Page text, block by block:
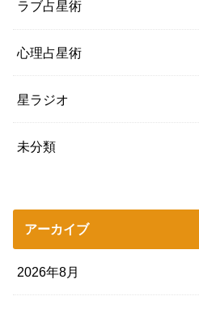
ラブ占星術
心理占星術
星ラジオ
未分類
アーカイブ
2026年8月